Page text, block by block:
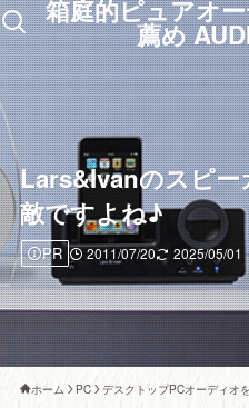
箱庭的ピュアオ
薦め
Lars&Ivanのスピー
敵ですよね♪
PR 2011/07/20 2025/05/01
ホーム PC デスクトップPCオーディオ